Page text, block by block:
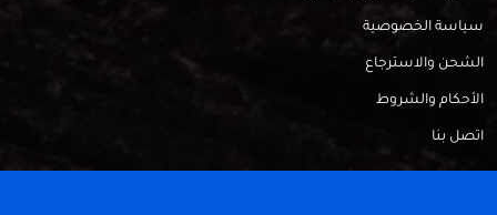
سياسة الخصوصية
الشحن والاسترجاع
الأحكام والشروط
اتصل بنا